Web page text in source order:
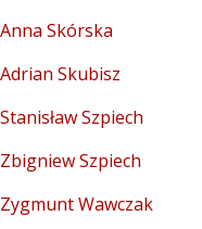
Anna Skórska
Adrian Skubisz
Stanisław Szpiech
Zbigniew Szpiech
Zygmunt Wawczak